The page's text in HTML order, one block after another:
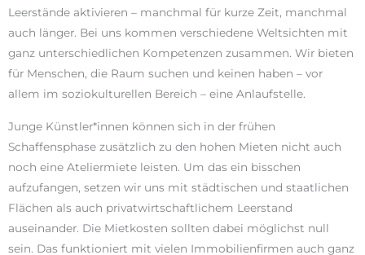
Leerstände aktivieren – manchmal für kurze Zeit, manchmal
auch länger. Bei uns kommen verschiedene Weltsichten mit
ganz unterschiedlichen Kompetenzen zusammen. Wir bieten
für Menschen, die Raum suchen und keinen haben – vor
allem im soziokulturellen Bereich – eine Anlaufstelle.
Junge Künstler*innen können sich in der frühen
Schaffensphase zusätzlich zu den hohen Mieten nicht auch
noch eine Ateliermiete leisten. Um das ein bisschen
aufzufangen, setzen wir uns mit städtischen und staatlichen
Flächen als auch privatwirtschaftlichem Leerstand
auseinander. Die Mietkosten sollten dabei möglichst null
sein. Das funktioniert mit vielen Immobilienfirmen auch ganz